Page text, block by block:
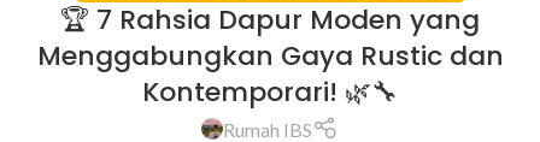
🏆 7 Rahsia Dapur Moden yang
Menggabungkan Gaya Rustic dan
Kontemporari! 🌿🔧
Rumah IBS